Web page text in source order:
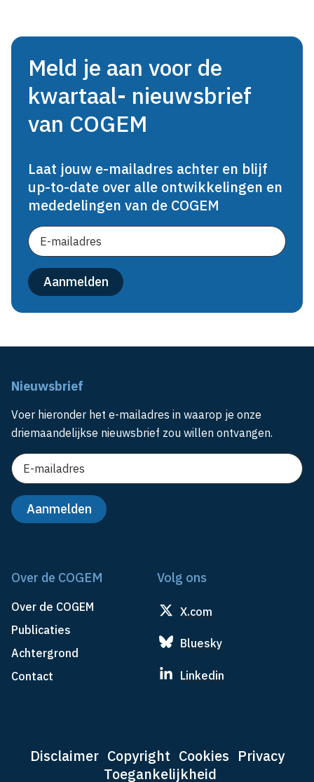
Meld je aan voor de
kwartaal- nieuwsbrief
van COGEM
Laat jouw e-mailadres achter en blijf
up-to-date over alle ontwikkelingen en
mededelingen van de COGEM
Nieuwsbrief
Voer hieronder het e-mailadres in waarop je onze
driemaandelijkse nieuwsbrief zou willen ontvangen.
Over de COGEM
Over de COGEM
Publicaties
Achtergrond
Contact
Volg ons
X.com
Bluesky
Linkedin
Disclaimer Copyright Cookies Privacy
Toegankelijkheid